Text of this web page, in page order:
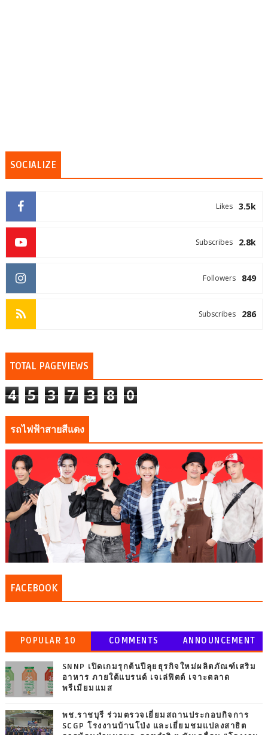
SOCIALIZE
3.5k
Likes
2.8k
Subscribes
849
Followers
286
Subscribes
TOTAL PAGEVIEWS
4 5 3 7 3 8 0
รถไฟฟ้าสายสีแดง
FACEBOOK
POPULAR 10 COMMENTS ANNOUNCEMENT
SNNP เปิดเกมรุกต้นปีลุยธุรกิจใหม่ผลิตภัณฑ์เสริม
อาหาร ภายใต้แบรนด์ เจเล่ฟิตต์ เจาะตลาด
พรีเมียมแมส
พช.ราชบุรี ร่วมตรวจเยี่ยมสถานประกอบกิจการ
SCGP โรงงานบ้านโป่ง และเยี่ยมชมแปลงสาธิต